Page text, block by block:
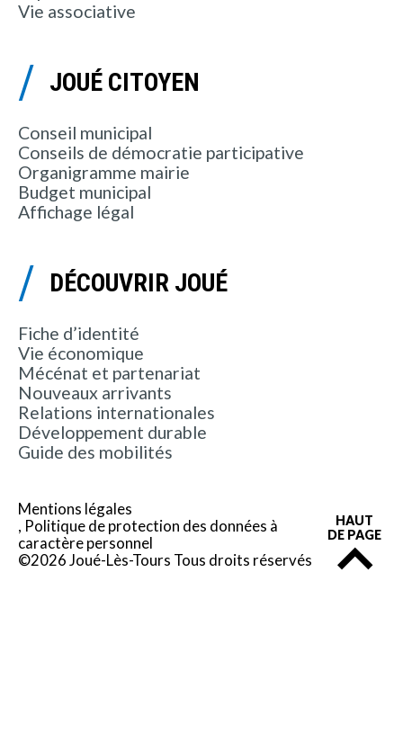
Vie associative
JOUÉ CITOYEN
Conseil municipal
Conseils de démocratie participative
Organigramme mairie
Budget municipal
Affichage légal
DÉCOUVRIR JOUÉ
Fiche d’identité
Vie économique
Mécénat et partenariat
Nouveaux arrivants
Relations internationales
Développement durable
Guide des mobilités
Mentions légales
Politique de protection des données à
caractère personnel
©2026 Joué-Lès-Tours Tous droits réservés
HAUT
DE PAGE